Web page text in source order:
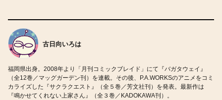
古日向いろは
福岡県出身。2008年より「月刊コミックブレイド」にて『バガタウェイ』
（全12巻／マッグガーデン刊）を連載。その後、P.A.WORKSのアニメをコミ
カライズした『サクラクエスト』（全５巻／芳文社刊）を発表。最新作は
『鳴かせてくれない上家さん』（全３巻／KADOKAWA刊）。